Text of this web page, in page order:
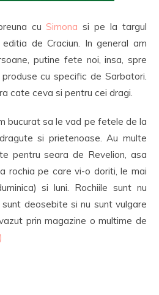
cuSimona si pe la targul
de Craciun. In general am
putine fete noi, insa, spre
cu specific de Sarbatori.
cate ceva si pentru cei dragi.
bucurat sa le vad pe fetele de la
si prietenoase. Au multe
pentru seara de Revelion, asa
rochia pe care vi-o doriti, le mai
si luni. Rochiile sunt nu
deosebite si nu sunt vulgare
prin magazine o multime de